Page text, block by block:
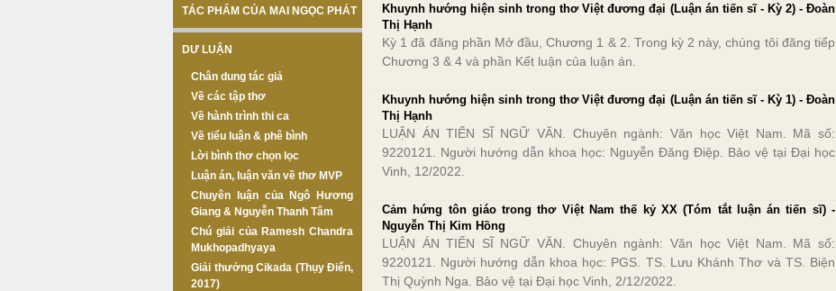
TÁC PHẨM CỦA MAI NGỌC PHÁT
DƯ LUẬN
Chân dung tác giả
Về các tập thơ
Về hành trình thi ca
Về tiểu luận & phê bình
Lời bình thơ chọn lọc
Luận án, luận văn về thơ MVP
Chuyên luận của Ngô Hương
Giang & Nguyễn Thanh Tâm
Chú giải của Ramesh Chandra
Mukhopadhyaya
Giải thưởng Cikada (Thụy Điển,
2017)
Khuynh hướng hiện sinh trong thơ Việt đương đại (Luận án tiến sĩ - Kỳ 2) - Đoàn
Thị Hạnh
Kỳ 1 đã đăng phần Mở đầu, Chương 1 & 2. Trong kỳ 2 này, chúng tôi đăng tiếp
Chương 3 & 4 và phần Kết luận của luận án.
Khuynh hướng hiện sinh trong thơ Việt đương đại (Luận án tiến sĩ - Kỳ 1) - Đoàn
Thị Hạnh
LUẬN ÁN TIẾN SĨ NGỮ VĂN. Chuyên ngành: Văn học Việt Nam. Mã số:
9220121. Người hướng dẫn khoa học: Nguyễn Đăng Điệp. Bảo vệ tại Đại học
Vinh, 12/2022.
Cảm hứng tôn giáo trong thơ Việt Nam thế kỷ XX (Tóm tắt luận án tiến sĩ) -
Nguyễn Thị Kim Hồng
LUẬN ÁN TIẾN SĨ NGỮ VĂN. Chuyên ngành: Văn học Việt Nam. Mã số:
9220121. Người hướng dẫn khoa học: PGS. TS. Lưu Khánh Thơ và TS. Biện
Thị Quỳnh Nga. Bảo vệ tại Đại học Vinh, 2/12/2022.